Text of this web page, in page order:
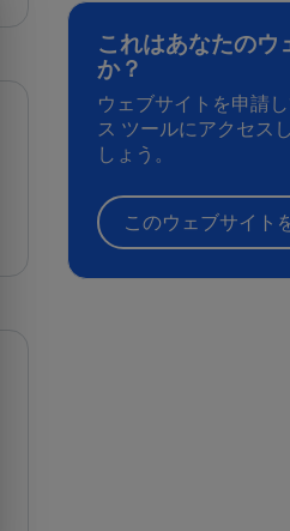
これはあなたのウ
か？
ウェブサイトを申請
ス ツールにアクセス
しょう。
このウェブサイト